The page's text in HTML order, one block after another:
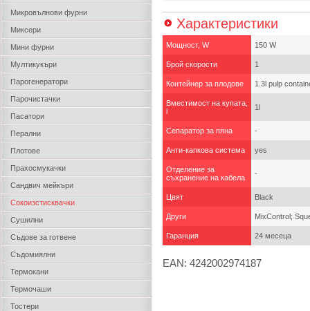
Микровълнови фурни
Миксери
Мини фурни
Мултикукъри
Парогенератори
Парочистачки
Пасатори
Перални
Плотове
Прахосмукачки
Сандвич мейкъри
Сокоизстисквачки
Сушилни
Съдове за готвене
Съдомиялни
Термокани
Термочаши
Тостери
Характеристики
Мощност, W 150 W
Брой скорости 1
Контейнер за плодове 1.3l pulp
Вместимост на купата,
l
1l
Сепаратор за пяна -
Анти-капкова система yes
Отделение за
съхранение на кабела
-
Цвят Black
Други MixControl;
Гаранция 24 месеца
EAN: 4242002974187